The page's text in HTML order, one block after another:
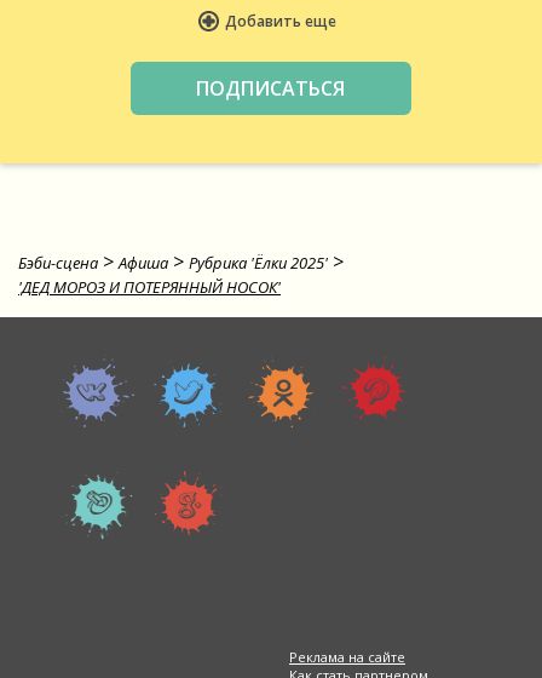
Добавить еще
Бэби-сцена >Афиша > Рубрика 'Ёлки 2025' >
'ДЕД МОРОЗ И ПОТЕРЯННЫЙ НОСОК'
Реклама на сайте